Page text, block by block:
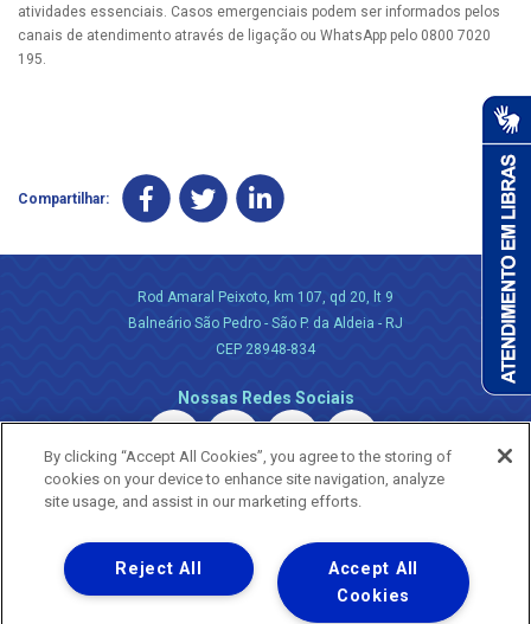
atividades essenciais. Casos emergenciais podem ser informados pelos
canais de atendimento através de ligação ou WhatsApp pelo 0800 7020
195.
Compartilhar:
Rod Amaral Peixoto, km 107, qd 20, lt 9
Balneário São Pedro - São P. da Aldeia - RJ
CEP 28948-834
Nossas Redes Sociais
Uma empresa
Copyright ® 2026 - Todos os Direitos Reservados.
By clicking “Accept All Cookies”, you agree to the storing of
cookies on your device to enhance site navigation, analyze
site usage, and assist in our marketing efforts.
Accept All
Cookies
Reject All